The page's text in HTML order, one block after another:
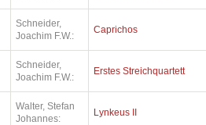
Schneider,
Joachim F.W.:
Caprichos
Schneider,
Joachim F.W.:
Erstes Streichquartett
Walter, Stefan
Johannes:
Lynkeus II